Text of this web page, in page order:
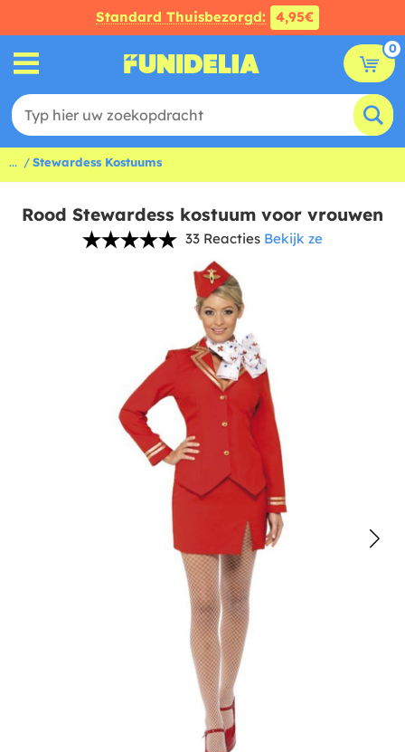
Standard Thuisbezorgd: 4,95€
0
... Stewardess Kostuums
Rood Stewardess kostuum voor vrouwen
33 Reacties Bekijk ze